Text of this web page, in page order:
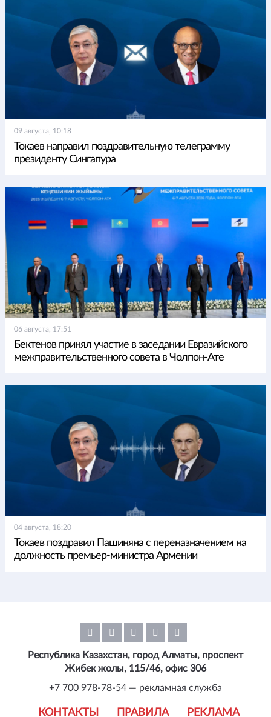
09 августа, 10:18
Токаев направил поздравительную телеграмму
президенту Сингапура
06 августа, 17:51
Бектенов принял участие в заседании Евразийского
межправительственного совета в Чолпон-Ате
04 августа, 18:20
Токаев поздравил Пашиняна с переназначением на
должность премьер-министра Армении
КОНТАКТЫ ПРАВИЛА РЕКЛАМА
Республика Казахстан, город Алматы, проспект
Жибек жолы, 115/46, офис 306
+7 700 978-78-54 — рекламная служба